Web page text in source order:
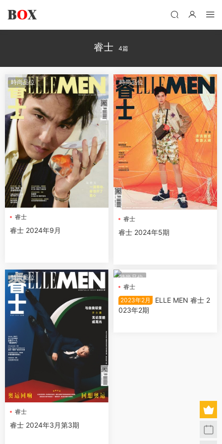
睿士 4篇
時尚品位
睿士
睿士 2024年9月
時尚品位
睿士
睿士 2024年5期
時尚品位
睿士
睿士 2024年3月第3期
時尚品位
睿士
2023年2月
ELLE MEN 睿士 2
023年2期